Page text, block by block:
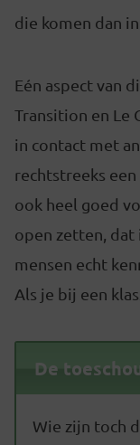
die komen dan
Eén aspect van
Transition en Le
in contact met
rechtstreeks
ook heel goed
open zetten, dat
mensen echt
Als je bij een
De
Wie zijn toch